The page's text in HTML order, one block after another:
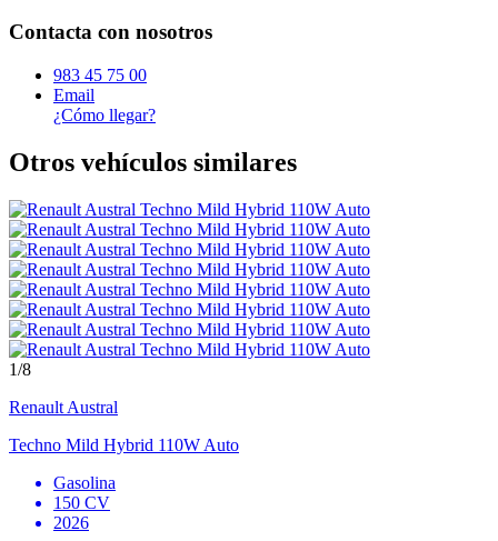
Contacta con nosotros
983 45 75 00
Email
¿Cómo llegar?
Otros vehículos similares
1/8
Renault Austral
Techno Mild Hybrid 110W Auto
Gasolina
150 CV
2026